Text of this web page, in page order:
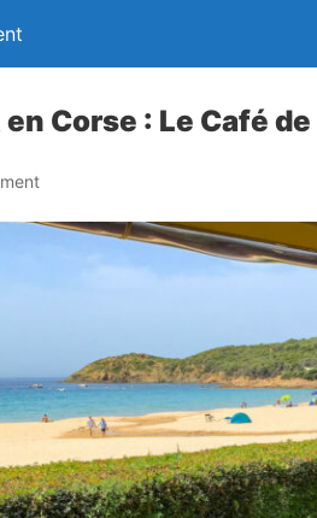
Corse : Le Café